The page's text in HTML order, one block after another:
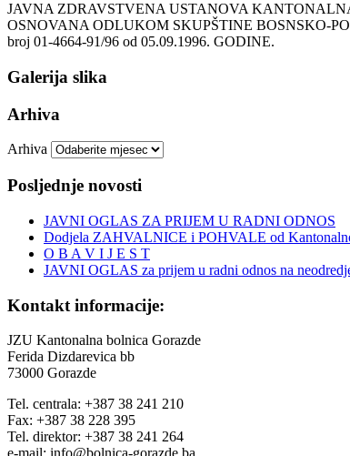
JAVNA ZDRAVSTVENA USTANOVA
OSNOVANA ODLUKOM SKUPŠTINE BOSNSKO-
broj 01-4664-91/96 od 05.09.1996. GODINE.
Galerija slika
Arhiva
Arhiva
Posljednje novosti
JAVNI OGLAS ZA PRIJEM U RADNI ODNOS
Dodjela ZAHVALNICE i POHVALE od
O B A V I J E S T
JAVNI OGLAS za prijem u radni odnos na
Kontakt informacije:
JZU Kantonalna bolnica Gorazde
Ferida Dizdarevica bb
73000 Gorazde
Tel. centrala: +387 38 241 210
Fax: +387 38 228 395
Tel. direktor: +387 38 241 264